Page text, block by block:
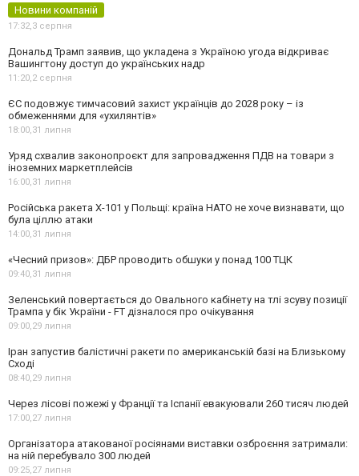
Новини компаній
17:32,3 серпня
Дональд Трамп заявив, що укладена з Україною угода відкриває
Вашингтону доступ до українських надр
11:20,2 серпня
ЄС подовжує тимчасовий захист українців до 2028 року – із
обмеженнями для «ухилянтів»
18:00,31 липня
Уряд схвалив законопроєкт для запровадження ПДВ на товари з
іноземних маркетплейсів
16:00,31 липня
Російська ракета Х-101 у Польщі: країна НАТО не хоче визнавати, що
була ціллю атаки
14:00,31 липня
«Чесний призов»: ДБР проводить обшуки у понад 100 ТЦК
09:40,31 липня
Зеленський повертається до Овального кабінету на тлі зсуву позиції
Трампа у бік України - FT дізналося про очікування
09:00,29 липня
Іран запустив балістичні ракети по американській базі на Близькому
Сході
08:40,29 липня
Через лісові пожежі у Франції та Іспанії евакуювали 260 тисяч людей
17:00,27 липня
Організатора атакованої росіянами виставки озброєння затримали:
на ній перебувало 300 людей
09:25,27 липня